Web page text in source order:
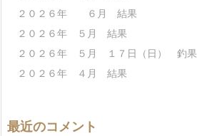
２０２６年 ６月 結果
２０２６年 ５月 結果
２０２６年 ５月 １７日（日） 釣果
２０２６年 ４月 結果
最近のコメント